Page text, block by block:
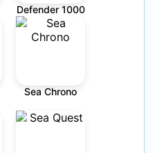
Defender 1000
Sea Chrono